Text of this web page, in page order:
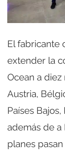
El fabricante
extender la
Ocean a
Austria,
Países
además de a
planes